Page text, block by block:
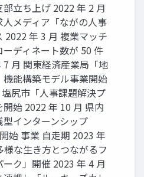
立ち上げ 2022 年 2 月
メディア「ながの人事
2022 年 3 月 複業マッチ
ーディネート数が 50 件
7 月 関東経済産業局「地
能構築モデル事業開始
尻市「人事課題解決プ
開始 2022 年 10 月 県内
インターンシップ
開始 事業 自走期 2023 年
様な生き方とつながるフ
ーク」開催 2023 年 4 月